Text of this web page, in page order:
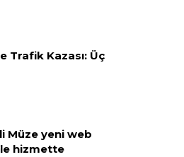
Trafik Kazası: Üç
Müze yeni web
hizmette